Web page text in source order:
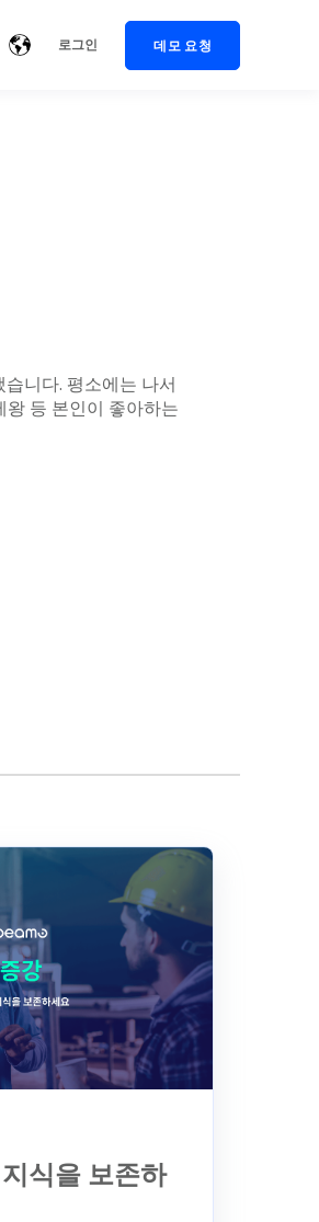
로그인 데모 요청
니다. 평소에는 나서
왕 등 본인이 좋아하는
식을 보존하